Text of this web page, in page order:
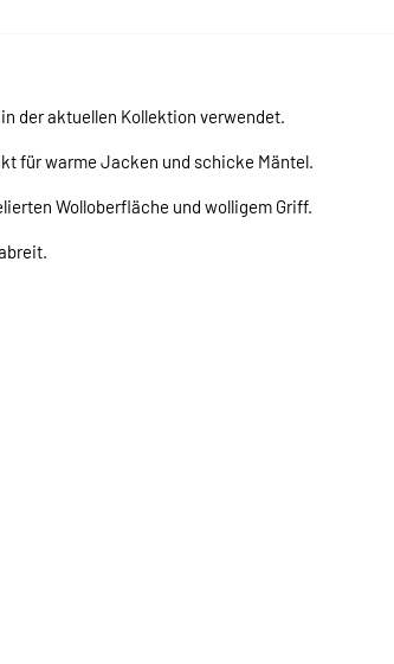
der aktuellen Kollektion verwendet.
für warme Jacken und schicke Mäntel.
Wolloberfläche und wolligem Griff.